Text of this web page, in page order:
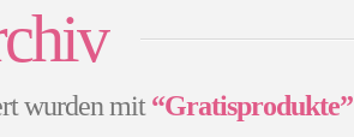
wurden mit“Gratisprodukte”